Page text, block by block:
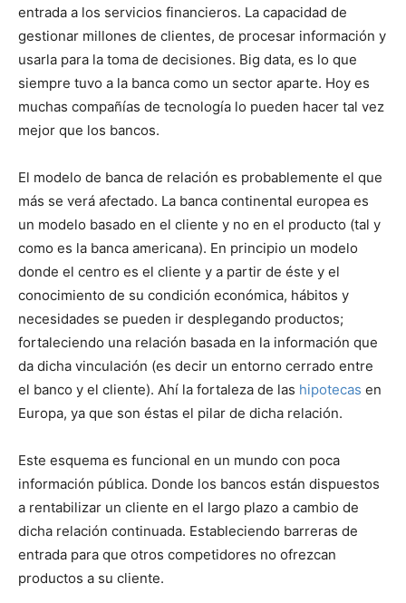
entrada a los servicios financieros. La capacidad de
gestionar millones de clientes, de procesar información y
usarla para la toma de decisiones. Big data, es lo que
siempre tuvo a la banca como un sector aparte. Hoy es
muchas compañías de tecnología lo pueden hacer tal vez
mejor que los bancos.
El modelo de banca de relación es probablemente el que
más se verá afectado. La banca continental europea es
un modelo basado en el cliente y no en el producto (tal y
como es la banca americana). En principio un modelo
donde el centro es el cliente y a partir de éste y el
conocimiento de su condición económica, hábitos y
necesidades se pueden ir desplegando productos;
fortaleciendo una relación basada en la información que
da dicha vinculación (es decir un entorno cerrado entre
el banco y el cliente). Ahí la fortaleza de las hipotecas en
Europa, ya que son éstas el pilar de dicha relación.
Este esquema es funcional en un mundo con poca
información pública. Donde los bancos están dispuestos
a rentabilizar un cliente en el largo plazo a cambio de
dicha relación continuada. Estableciendo barreras de
entrada para que otros competidores no ofrezcan
productos a su cliente.